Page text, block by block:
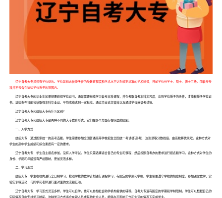
辽宁自考大专是没有学位证的。学位是标志被授予者的受教育程度和学术水平达到规定标准的学术称号，目前学位分学士、硕士、博士三级。而自考专
科并不包含在这些学位授予的范围内。
辽宁自考大专的毕业生如果想要获得学位证书，通常需要继续学习自考本科课程，并在考取自考本科文凭后，达到学位授予的条件，才能被授予学位证
书。这些条件可能包括取得本科毕业证、平均成绩达到一定标准、通过毕业论文答辩以及通过学位英语考试等。
辽宁自考大专和统招大专有什么区别?
辽宁自考大专和统招大专是两种不同的大专教育形式，它们在多个方面存在明显的区别。
一、入学方式
统招大专：通过国家统一的高考选拔，学生需要参加全国普通高等学校招生全国统一考试(即高考)，达到录取分数线后，由高校择优录取。这种方式对
学生的高中学业成绩和综合素质有一定的要求。
辽宁自考大专：学生自主报名参加，没有入学考试。学生只需选择适合自己的专业和课程，然后按照自考办的要求进行报名和学习。这种方式对学生的
身份、学历和年龄没有严格限制，更加灵活多样。
二、学习形式
统招大专：学生在校内进行全日制学习，按照学校的教学计划进行课程学习，有固定的学期和学制。学生需要遵守学校的规章制度，参加课堂教学、实
验实训等活动，与同学和老师进行面对面的交流和互动。
辽宁自考大专：学习形式灵活多样，学生可以自学，也可以参加社会助学机构提供的辅导。自考大专没有固定的学期和学制限制，学生可以根据自己的
实际情况自由安排学习时间。这种学习方式适合在职人员或其他社会人员，能够在不影响工作和生活的情况下完成学业。